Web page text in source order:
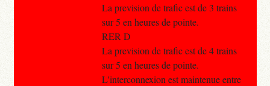
La prevision de trafic est de 3 trains
sur 5 en heures de pointe.
RER D
La prevision de trafic est de 4 trains
sur 5 en heures de pointe.
L'interconnexion est maintenue entre